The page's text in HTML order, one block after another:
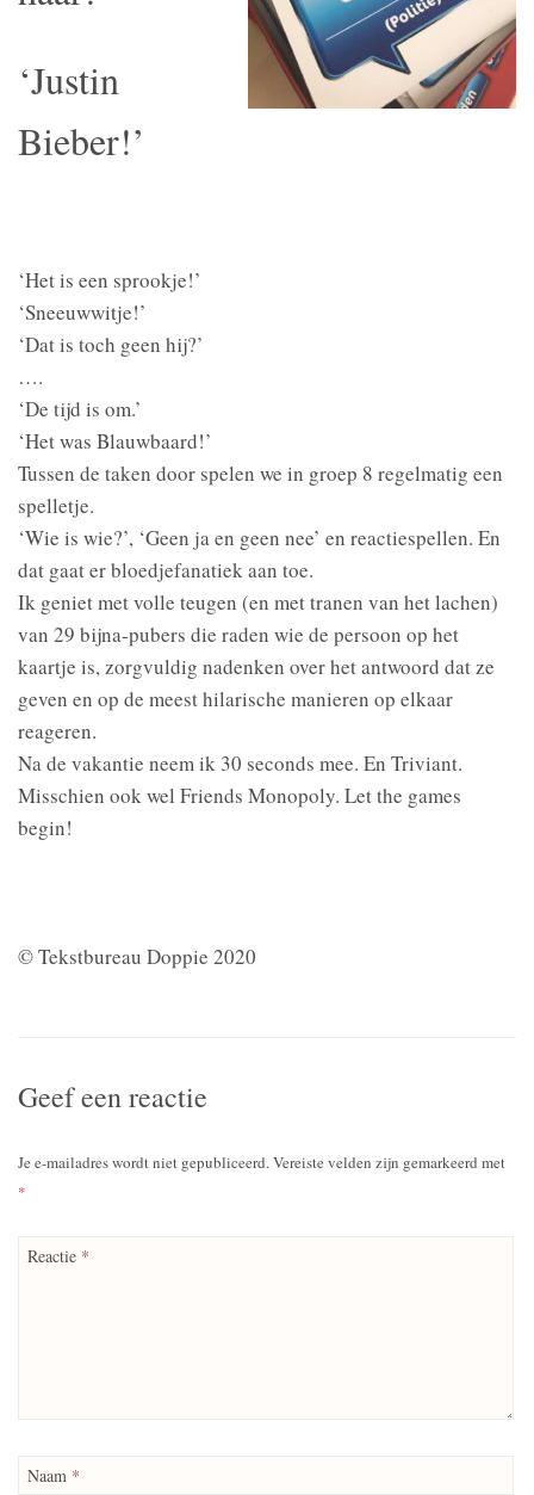
‘Justin
Bieber!’
‘Het is een sprookje!’
‘Sneeuwwitje!’
‘Dat is toch geen hij?’
….
‘De tijd is om.’
‘Het was Blauwbaard!’
Tussen de taken door spelen we in groep 8 regelmatig een
spelletje.
‘Wie is wie?’, ‘Geen ja en geen nee’ en reactiespellen. En
dat gaat er bloedjefanatiek aan toe.
Ik geniet met volle teugen (en met tranen van het lachen)
van 29 bijna-pubers die raden wie de persoon op het
kaartje is, zorgvuldig nadenken over het antwoord dat ze
geven en op de meest hilarische manieren op elkaar
reageren.
Na de vakantie neem ik 30 seconds mee. En Triviant.
Misschien ook wel Friends Monopoly. Let the games
begin!
© Tekstbureau Doppie 2020
Geef een reactie
Je e-mailadres wordt niet gepubliceerd.Vereiste velden zijn gemarkeerd met
*
Reactie *
Naam *